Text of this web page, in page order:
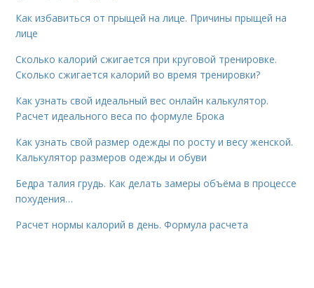
Как избавиться от прыщей на лице. Причины прыщей на
лице
Сколько калорий сжигается при круговой тренировке.
Сколько сжигается калорий во время тренировки?
Как узнать свой идеальный вес онлайн калькулятор.
Расчет идеального веса по формуле Брока
Как узнать свой размер одежды по росту и весу женской.
Калькулятор размеров одежды и обуви
Бедра талия грудь. Как делать замеры объёма в процессе
похудения…
Расчет нормы калорий в день. Формула расчета